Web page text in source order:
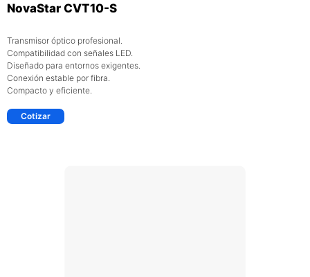
NovaStar CVT10-S
Transmisor óptico profesional.
Compatibilidad con señales LED.
Diseñado para entornos exigentes.
Conexión estable por fibra.
Compacto y eficiente.
Cotizar